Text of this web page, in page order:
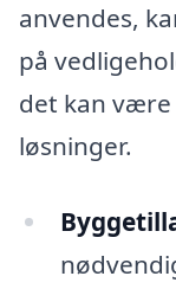
anvendes,
på
det kan
løsninger.